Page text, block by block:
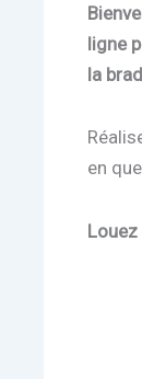
ligne
la
en